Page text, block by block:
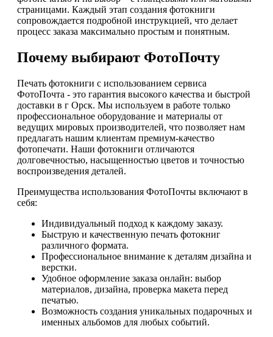
страницами. Каждый этап создания фотокниги
сопровождается подробной инструкцией, что делает
процесс заказа максимально простым и понятным.
Почему выбирают ФотоПочту
Печать фотокниги с использованием сервиса
ФотоПочта - это гарантия высокого качества и быстрой
доставки в г Орск. Мы используем в работе только
профессиональное оборудование и материалы от
ведущих мировых производителей, что позволяет нам
предлагать нашим клиентам премиум-качество
фотопечати. Наши фотокниги отличаются
долговечностью, насыщенностью цветов и точностью
воспроизведения деталей.
Преимущества использования ФотоПочты включают в
себя:
Индивидуальный подход к каждому заказу.
Быструю и качественную печать фотокниг
различного формата.
Профессиональное внимание к деталям дизайна и
верстки.
Удобное оформление заказа онлайн: выбор
материалов, дизайна, проверка макета перед
печатью.
Возможность создания уникальных подарочных и
именных альбомов для любых событий.